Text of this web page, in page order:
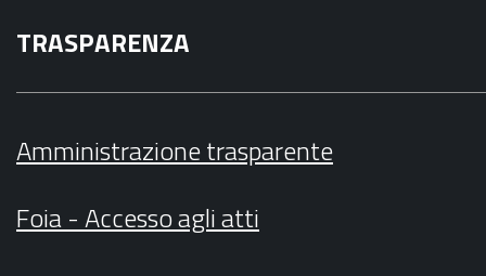
TRASPARENZA
Amministrazione trasparente
Foia - Accesso agli atti